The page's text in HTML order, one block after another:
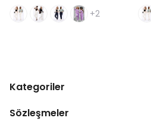
+2
Kategoriler
Sözleşmeler